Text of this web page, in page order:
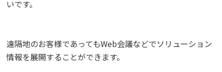
いです。
遠隔地のお客様であってもWeb会議などでソリューション
情報を展開することができます。